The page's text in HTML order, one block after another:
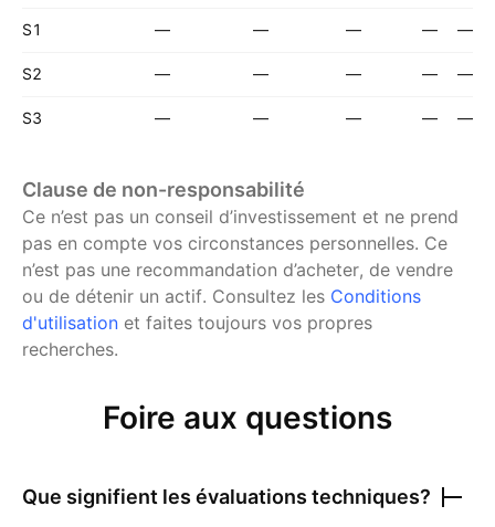
S1 — — — — —
S2 — — — — —
S3 — — — — —
Clause de non-responsabilité
Ce n’est pas un conseil d’investissement et ne prend
pas en compte vos circonstances personnelles. Ce
n’est pas une recommandation d’acheter, de vendre
ou de détenir un actif. Consultez les Conditions
d'utilisation et faites toujours vos propres
recherches.
Foire aux questions
Que signifient les évaluations techniques?